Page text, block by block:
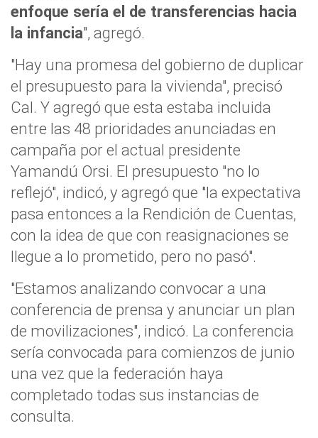
enfoque sería el de transferencias hacia
la infancia", agregó.
"Hay una promesa del gobierno de duplicar
el presupuesto para la vivienda", precisó
Cal. Y agregó que esta estaba incluida
entre las 48 prioridades anunciadas en
campaña por el actual presidente
Yamandú Orsi. El presupuesto "no lo
reflejó", indicó, y agregó que "la expectativa
pasa entonces a la Rendición de Cuentas,
con la idea de que con reasignaciones se
llegue a lo prometido, pero no pasó".
"Estamos analizando convocar a una
conferencia de prensa y anunciar un plan
de movilizaciones", indicó. La conferencia
sería convocada para comienzos de junio
una vez que la federación haya
completado todas sus instancias de
consulta.